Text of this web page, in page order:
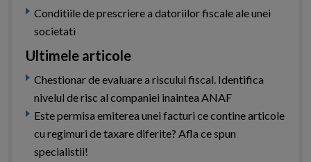
Conditiile de prescriere a datoriilor fiscale ale unei
societati
Ultimele articole
Chestionar de evaluare a riscului fiscal. Identifica
nivelul de risc al companiei inaintea ANAF
Este permisa emiterea unei facturi ce contine articole
cu regimuri de taxare diferite? Afla ce spun
specialistii!